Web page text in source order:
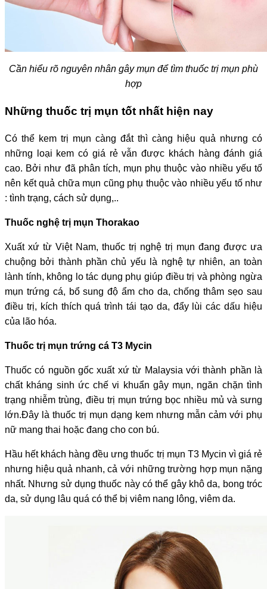
Cần hiểu rõ nguyên nhân gây mụn để tìm thuốc trị mụn phù
hợp
Những thuốc trị mụn tốt nhất hiện nay
Có thể kem trị mụn càng đắt thì càng hiệu quả nhưng có
những loại kem có giá rẻ vẫn được khách hàng đánh giá
cao. Bởi như đã phân tích, mụn phụ thuộc vào nhiều yếu tố
nên kết quả chữa mụn cũng phụ thuộc vào nhiều yếu tố như
: tình trạng, cách sử dụng,..
Thuốc nghệ trị mụn Thorakao
Xuất xứ từ Việt Nam, thuốc trị nghệ trị mụn đang được ưa
chuộng bởi thành phần chủ yếu là nghệ tự nhiên, an toàn
lành tính, không lo tác dụng phụ giúp điều trị và phòng ngừa
mụn trứng cá, bổ sung độ ẩm cho da, chống thâm sẹo sau
điều trị, kích thích quá trình tái tạo da, đẩy lùi các dấu hiệu
của lão hóa.
Thuốc trị mụn trứng cá T3 Mycin
Thuốc có nguồn gốc xuất xứ từ Malaysia với thành phần là
chất kháng sinh ức chế vi khuẩn gây mụn, ngăn chặn tình
trạng nhiễm trùng, điều trị mụn trứng bọc nhiều mủ và sưng
lớn.Đây là thuốc trị mụn dạng kem nhưng mẫn cảm với phụ
nữ mang thai hoặc đang cho con bú.
Hầu hết khách hàng đều ưng thuốc trị mụn T3 Mycin vì giá rẻ
nhưng hiệu quả nhanh, cả với những trường hợp mụn nặng
nhất. Nhưng sử dụng thuốc này có thể gây khô da, bong tróc
da, sử dụng lâu quá có thể bị viêm nang lông, viêm da.